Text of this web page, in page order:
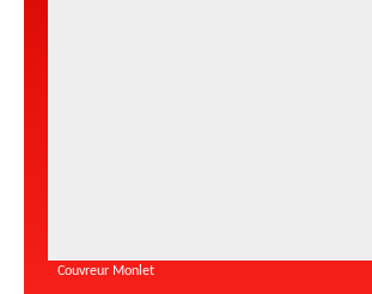
Couvreur Monlet